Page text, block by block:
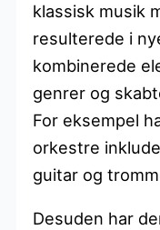
klassisk musik
resulterede i
kombinerede
genrer og
For eksempel
orkestre
guitar og
Desuden har